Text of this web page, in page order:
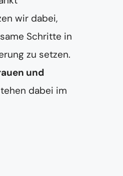
wir dabei,
Schritte in
zu setzen.
und
dabei im